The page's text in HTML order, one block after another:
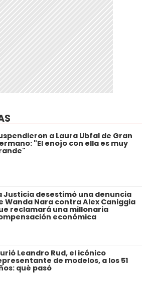
a Laura Ubfal de Gran
"El enojo con ella es muy
Justicia desestimó una denuncia
Wanda Nara contra Alex Caniggia
reclamará una millonaria
económica
Leandro Rud, el icónico
de modelos, a los 51
qué pasó